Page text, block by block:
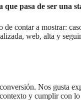
que pasa de ser una
contar a mostrar:
web, alta y
Nos gusta
y cumplir con lo